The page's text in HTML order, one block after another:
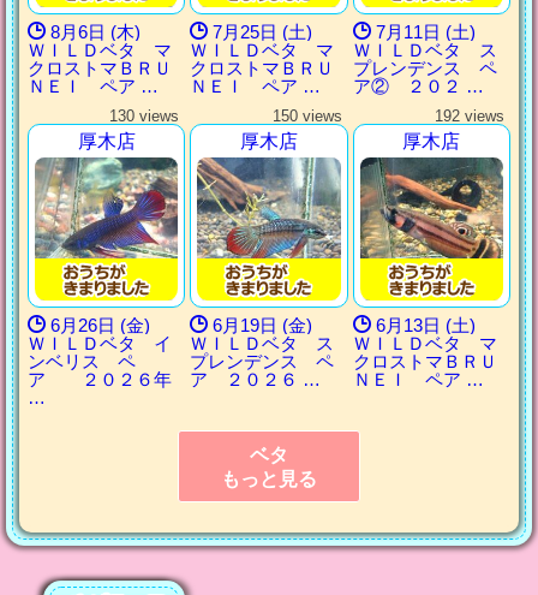
8月6日 (木)
ＷＩＬＤベタ マ
クロストマＢＲＵ
ＮＥＩ ペア …
7月25日 (土)
ＷＩＬＤベタ マ
クロストマＢＲＵ
ＮＥＩ ペア …
7月11日 (土)
ＷＩＬＤベタ ス
プレンデンス ペ
ア② ２０２ …
130 views
厚木店
6月26日 (金)
ＷＩＬＤベタ イ
ンベリス ペ
ア ２０２６年
…
150 views
厚木店
6月19日 (金)
ＷＩＬＤベタ ス
プレンデンス ペ
ア ２０２６ …
192 views
厚木店
6月13日 (土)
ＷＩＬＤベタ マ
クロストマＢＲＵ
ＮＥＩ ペア …
ベタ
もっと見る